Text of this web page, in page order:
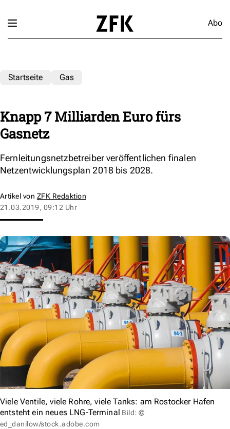
Abo
Startseite Gas
Knapp 7 Milliarden Euro fürs
Gasnetz
Fernleitungsnetzbetreiber veröffentlichen finalen
Netzentwicklungsplan 2018 bis 2028.
Artikel von ZFK Redaktion
21.03.2019, 09:12 Uhr
Viele Ventile, viele Rohre, viele Tanks: am Rostocker Hafen
entsteht ein neues LNG-Terminal Bild: ©
ed_danilow/stock.adobe.com